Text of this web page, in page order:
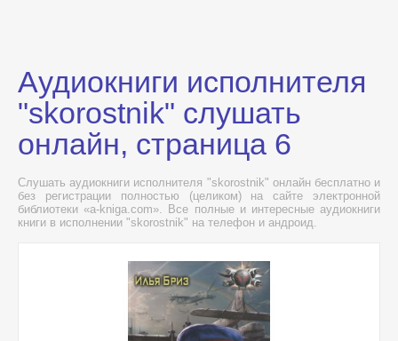
Аудиокниги исполнителя
"skorostnik" слушать
онлайн, страница 6
Слушать аудиокниги исполнителя "skorostnik" онлайн бесплатно и
без регистрации полностью (целиком) на сайте электронной
библиотеки «a-kniga.com». Все полные и интересные аудиокниги
книги в исполнении "skorostnik" на телефон и андроид.